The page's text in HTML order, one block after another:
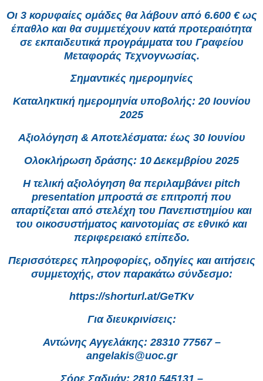
Οι 3 κορυφαίες ομάδες θα λάβουν από 6.600 € ως
έπαθλο και θα συμμετέχουν κατά προτεραιότητα
σε εκπαιδευτικά προγράμματα του Γραφείου
Μεταφοράς Τεχνογνωσίας.
Σημαντικές ημερομηνίες
Καταληκτική ημερομηνία υποβολής: 20 Ιουνίου
2025
Αξιολόγηση & Αποτελέσματα: έως 30 Ιουνίου
Ολοκλήρωση δράσης: 10 Δεκεμβρίου 2025
Η τελική αξιολόγηση θα περιλαμβάνει pitch
presentation μπροστά σε επιτροπή που
απαρτίζεται από στελέχη του Πανεπιστημίου και
του οικοσυστήματος καινοτομίας σε εθνικό και
περιφερειακό επίπεδο.
Περισσότερες πληροφορίες, οδηγίες και αιτήσεις
συμμετοχής, στον παρακάτω σύνδεσμο:
https://shorturl.at/GeTKv
Για διευκρινίσεις:
Αντώνης Αγγελάκης: 28310 77567 –
angelakis@uoc.gr
Σόρε Σαδμάν: 2810 545131 –